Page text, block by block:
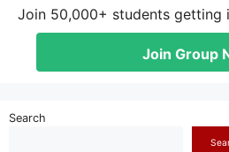
Join 50,000+ students getting
Join Group
Search